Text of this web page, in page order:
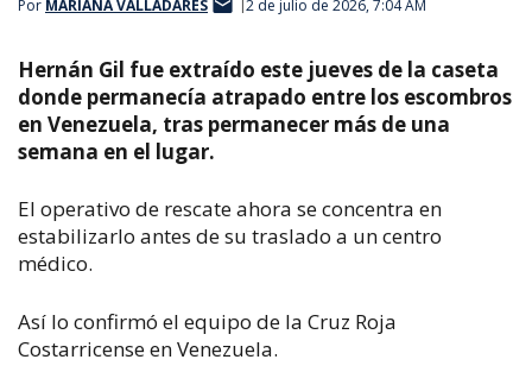
Por MARIANA VALLADARES 2 de julio de 2026, 7:04 AM
Hernán Gil fue extraído este jueves de la caseta
donde permanecía atrapado entre los escombros
en Venezuela, tras permanecer más de una
semana en el lugar.
El operativo de rescate ahora se concentra en
estabilizarlo antes de su traslado a un centro
médico.
Así lo confirmó el equipo de la Cruz Roja
Costarricense en Venezuela.